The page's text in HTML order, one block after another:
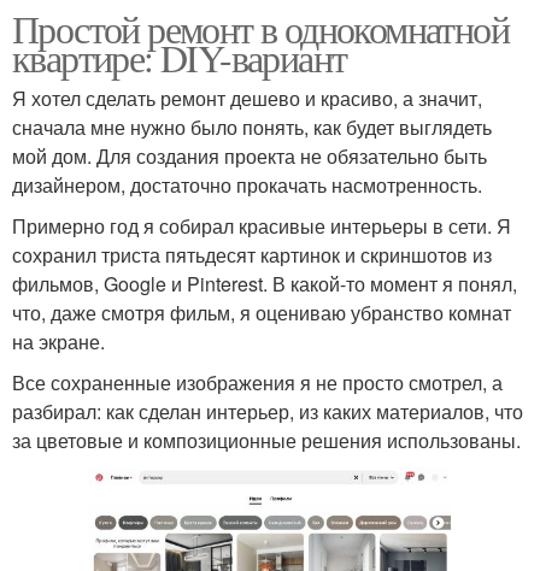
Простой ремонт в однокомнатной
квартире: DIY-вариант
Я хотел сделать ремонт дешево и красиво, а значит,
сначала мне нужно было понять, как будет выглядеть
мой дом. Для создания проекта не обязательно быть
дизайнером, достаточно прокачать насмотренность.
Примерно год я собирал красивые интерьеры в сети. Я
сохранил триста пятьдесят картинок и скриншотов из
фильмов, Google и Pinterest. В какой-то момент я понял,
что, даже смотря фильм, я оцениваю убранство комнат
на экране.
Все сохраненные изображения я не просто смотрел, а
разбирал: как сделан интерьер, из каких материалов, что
за цветовые и композиционные решения использованы.